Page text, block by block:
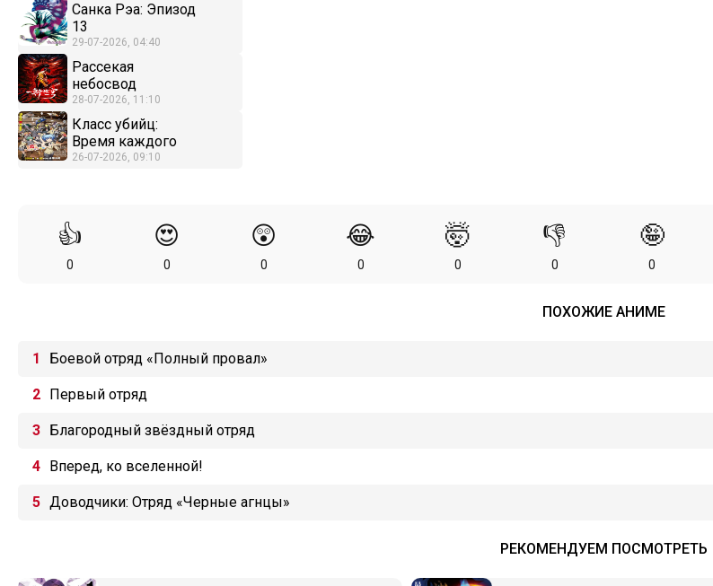
Санка Рэа: Эпизод
13
29-07-2026, 04:40
Рассекая
небосвод
28-07-2026, 11:10
Класс убийц:
Время каждого
26-07-2026, 09:10
👍
0
😍
0
😲
0
😂
0
🤯
0
👎
0
🤪
0
ПОХОЖИЕ АНИМЕ
Боевой отряд «Полный провал»
Первый отряд
Благородный звёздный отряд
Вперед, ко вселенной!
Доводчики: Отряд «Черные агнцы»
РЕКОМЕНДУЕМ ПОСМОТРЕТЬ